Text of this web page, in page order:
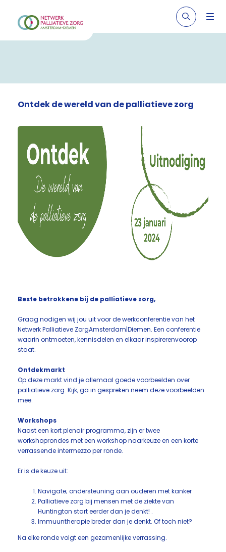
Ontdek de wereld van de palliatieve zorg
Beste betrokkene bij de palliatieve zorg,
Graag nodigen wij jou uit voor de werkconferentie van het
Netwerk Palliatieve ZorgAmsterdam|Diemen. Een conferentie
waarin ontmoeten, kennisdelen en elkaar inspirerenvoorop
staat.
Ontdekmarkt
Op deze markt vind je allemaal goede voorbeelden over
palliatieve zorg. Kijk, ga in gespreken neem deze voorbeelden
mee.
Workshops
Naast een kort plenair programma, zijn er twee
workshoprondes met een workshop naarkeuze en een korte
verrassende intermezzo per ronde.
Er is de keuze uit:
Navigate; ondersteuning aan ouderen met kanker
Palliatieve zorg bij mensen met de ziekte van
Huntington start eerder dan je denkt! .
Immuuntherapie breder dan je denkt. Of toch niet?
Na elke ronde volgt een gezamenlijke verrassing.